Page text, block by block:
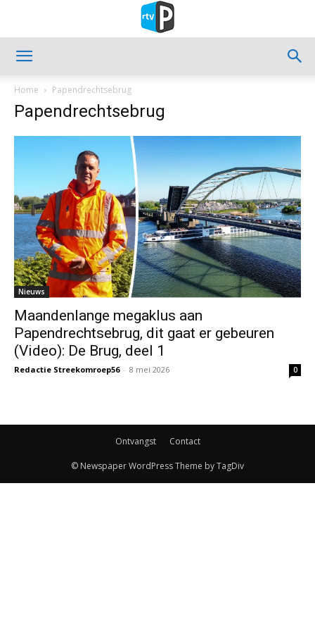
Home Papendrechtsebrug
Papendrechtsebrug
Nieuws
Maandenlange megaklus aan
Papendrechtsebrug, dit gaat er gebeuren
(Video): De Brug, deel 1
Redactie Streekomroep56 - 8 mei 2026 0
Ontvangst Contact
© Newspaper WordPress Theme by TagDiv